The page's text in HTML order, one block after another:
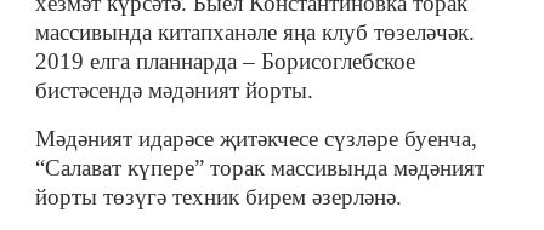
массивында китапханәле яңа клуб төзеләчәк.
2019 елга планнарда – Борисоглебское
бистәсендә мәдәният йорты.
Мәдәният идарәсе җитәкчесе сүзләре буенча,
“Салават күпере” торак массивында мәдәният
йорты төзүгә техник бирем әзерләнә.